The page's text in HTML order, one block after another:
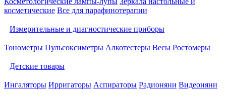
косметические Все для парафинотерапии
Измерительные и диагностические приборы
Тонометры Пульсоксиметры Алкотестеры Весы Ростомеры
Детские товары
Ингаляторы Ирригаторы Аспираторы Радионяни Видеоняни